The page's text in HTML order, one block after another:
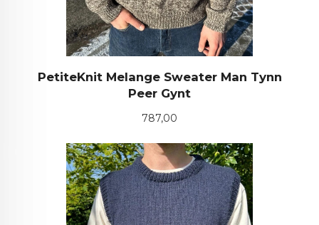
PetiteKnit Melange Sweater Man Tynn
Peer Gynt
Pris
787,00